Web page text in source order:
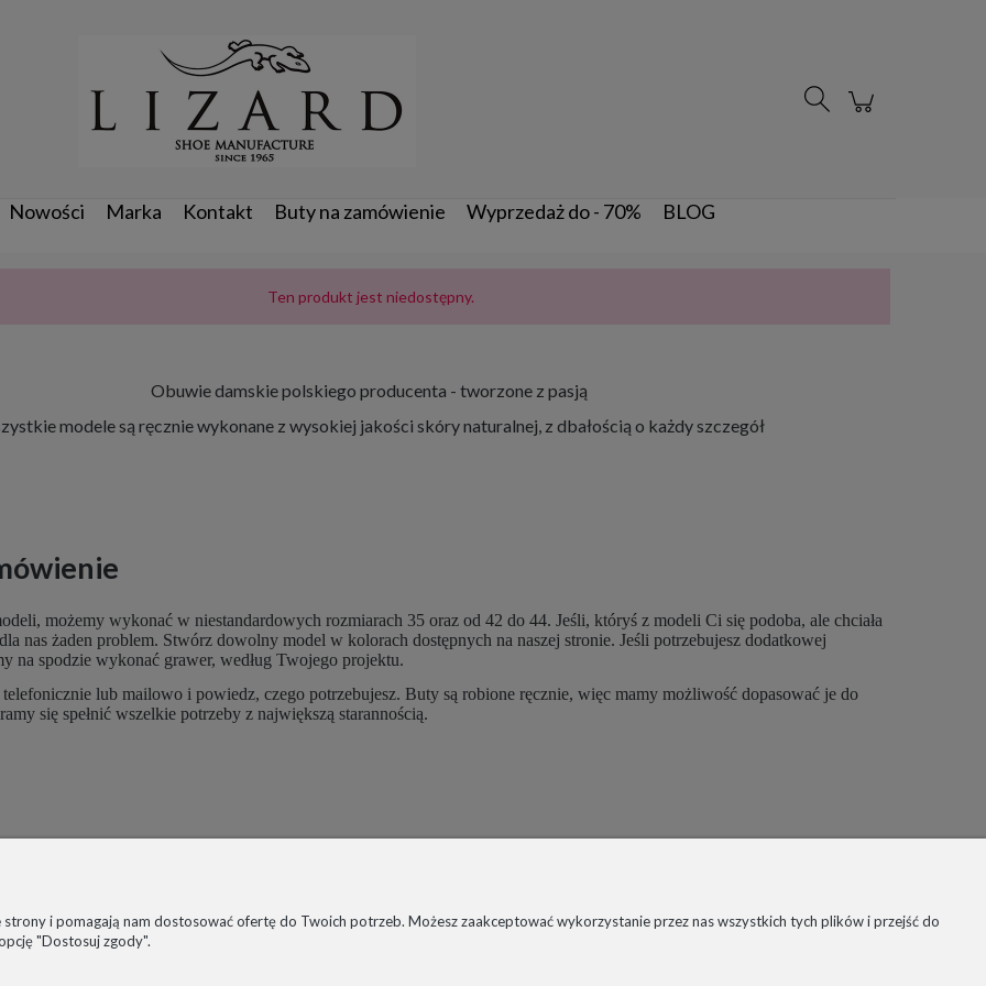
Nowości Marka Kontakt Buty na zamówienie Wyprzedaż do - 70% BLOG
Ten produkt jest niedostępny.
Obuwie damskie polskiego producenta - tworzone z pasją
modele są ręcznie wykonane z wysokiej jakości skóry naturalnej, z dbałością o każdy szczegół
możemy wykonać w niestandardowych rozmiarach 35 oraz od 42 do 44. Jeśli, któryś z modeli Ci się podoba, ale chciała
nas żaden problem. Stwórz dowolny model w kolorach dostępnych na naszej stronie. Jeśli potrzebujesz dodatkowej
na spodzie wykonać grawer, według Twojego projektu.
lub mailowo i powiedz, czego potrzebujesz. Buty są robione ręcznie, więc mamy możliwość dopasować je do
się spełnić wszelkie potrzeby z największą starannością.
TABELA ROZMIARÓW
KOSZTY DOSTAWY
i pomagają nam dostosować ofertę do Twoich potrzeb. Możesz zaakceptować wykorzystanie przez nas wszystkich tych plików i przejść do
"Dostosuj zgody".